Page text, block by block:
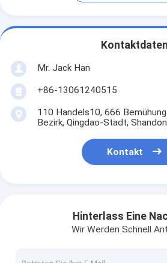
Kontaktdaten
Mr. Jack Han
+86-13061240515
110 Handels10, 666
Bezirk, Qingdao-Stadt,
Kontakt
Hinterlass Eine
Wir Werden Schnell